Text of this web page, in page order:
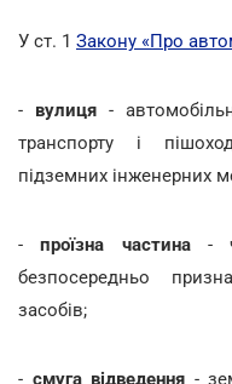
У ст. 1 Закону «Про
- вулиця-
транспорту і
підземних інженерних
-проїзна частина-
безпосередньо
засобів;
- смуга відведення -